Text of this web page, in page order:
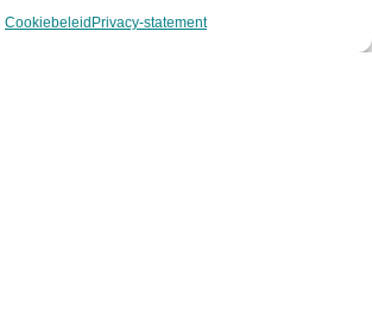
Cookiebeleid Privacy-statement